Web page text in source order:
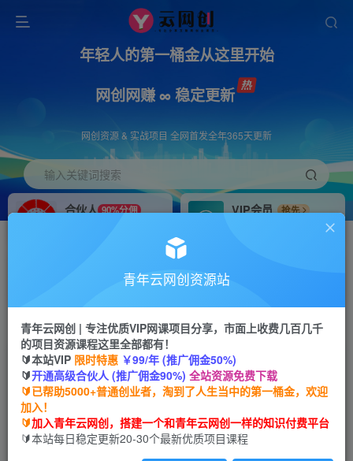
年轻人的第一桶金从这里开始
网创网赚 ∞ 稳定更新
网创资源 & 实战项目 全网首发全年365天更新
输入关键词搜索
合伙人 90%分佣
VIP会员
抢先
搭建同款网站，自己当老板
首页 创业课程 会员免费 正文
2023年抖音最新最火爆弹幕互动游戏–远古战场
【软件+开播教程+起号教程+兔费对接报白+0粉兔
费开通直播权限】
青年云网创
2年前发布
青年云网创资源站
青年云网创 | 专注优质VIP网课项目分享，市面上收费几百几千
的项目资源课程这里全部都有！
🔰本站VIP 限时特惠 ￥99/年 (推广佣金50%)
🔰开通高级合伙人 (推广佣金90%) 全站资源免费下载
🔰已帮助5000+普通创业者，淘到了人生当中的第一桶金，欢迎
加入！
🔰加入青年云网创，搭建一个和青年云网创一样的知识付费平台
🔰本站每日稳定更新20-30个最新优质项目课程